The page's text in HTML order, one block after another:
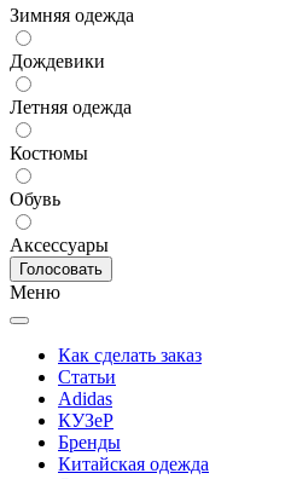
Зимняя одежда
Дождевики
Летняя одежда
Костюмы
Обувь
Аксессуары
Меню
Как сделать заказ
Статьи
Adidas
КУЗеР
Бренды
Китайская одежда